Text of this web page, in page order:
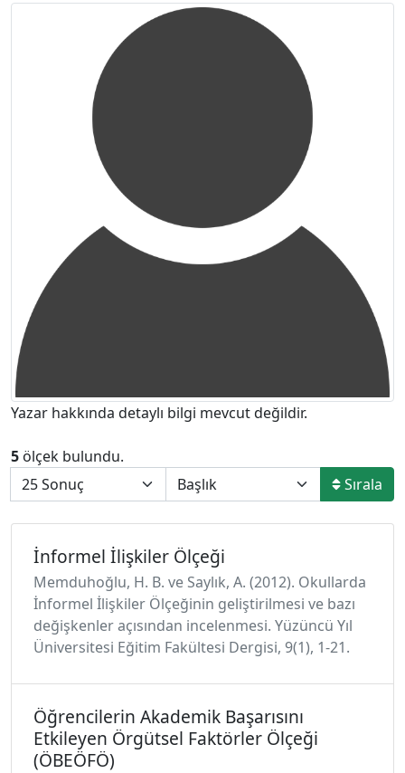
Yazar hakkında detaylı bilgi mevcut değildir.
5 ölçek bulundu.
Sırala
İnformel İlişkiler Ölçeği
Memduhoğlu, H. B. ve Saylık, A. (2012). Okullarda
İnformel İlişkiler Ölçeğinin geliştirilmesi ve bazı
değişkenler açısından incelenmesi. Yüzüncü Yıl
Üniversitesi Eğitim Fakültesi Dergisi, 9(1), 1-21.
Öğrencilerin Akademik Başarısını
Etkileyen Örgütsel Faktörler Ölçeği
(ÖBEÖFÖ)